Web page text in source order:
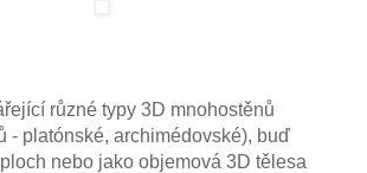
různé typy 3D mnohostěnů
- platónské, archimédovské), buď
nebo jako objemová 3D tělesa